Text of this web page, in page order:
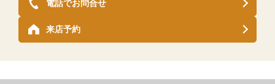
来店予約
電話でお問合せ